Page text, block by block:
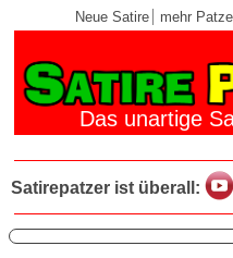
Neue Satire mehr
Das unartige
Satirepatzer ist überall: